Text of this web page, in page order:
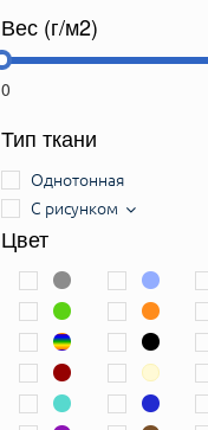
Растения (кроме цветов)
Рептилия
Турецкие огурцы
Узоры
Укр. Пиксель
Фигуры
Цветы
Вес (г/м2)
Тип ткани
Однотонная
С рисунком
Цвет